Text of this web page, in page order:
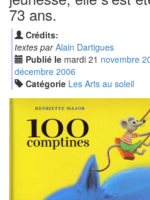
73 ans.
Crédits:
textes par Alain Dartigues
Publié le mardi 21 novembre
décembre 2006
Catégorie Les Arts au soleil